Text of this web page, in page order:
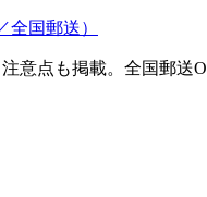
国郵送）
意点も掲載。全国郵送